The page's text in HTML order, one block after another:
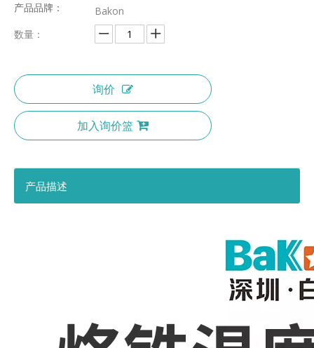
产品品牌：
Bakon
数量：
询价
加入询价篮
产品描述